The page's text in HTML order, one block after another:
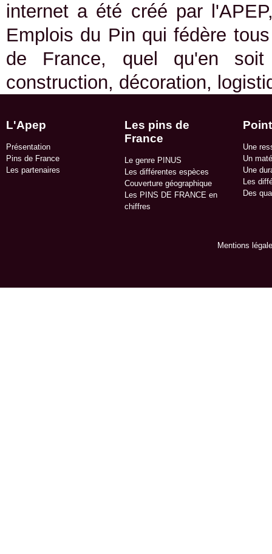
internet a été créé par
Emplois du Pin qui fédère
de France, quel qu'en soit
construction, décoration,
L'Apep
Présentation
Pins de France
Les partenaires
Les pins de
France
Le genre PINUS
Les différentes espèces
Couverture géographique
Les PINS DE FRANCE en
chiffres
Une
Un
Une
Les
Des
Mentions